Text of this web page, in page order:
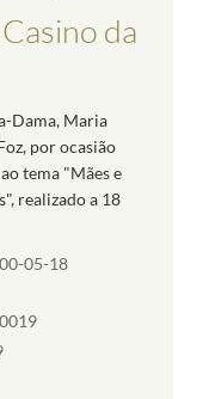
da
Dama, Maria
por ocasião
tema "Mães e
realizado a 18
05-18